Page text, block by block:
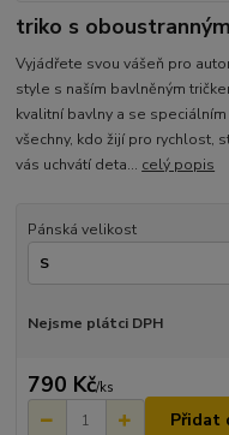
triko s
Vyjádřete svou vášeň pro
style s naším bavlněným
kvalitní bavlny a se
všechny, kdo žijí pro rychlost,
vás uchvátí deta... celý popis
Pánská velikost
Nejsme plátci DPH
790 Kč/ks
Přidat